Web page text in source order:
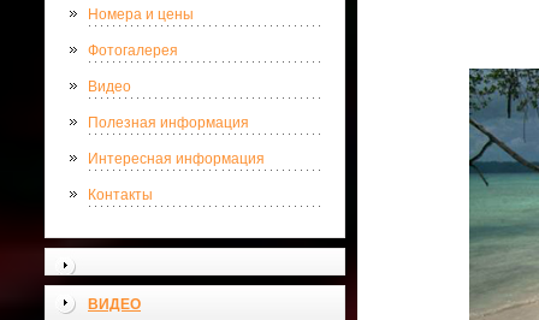
Номера и цены
Фотогалерея
Видео
Полезная информация
Интересная информация
Контакты
ВИДЕО